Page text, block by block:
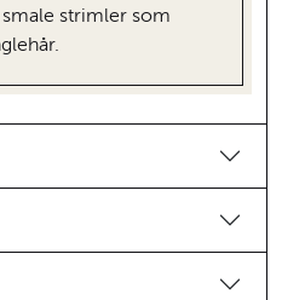
strimler som